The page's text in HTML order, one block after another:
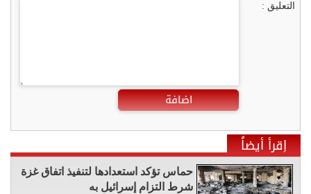
التعليق :
اضافة
إقرأ أيضاً
حماس تؤكد استعدادها لتنفيذ اتفاق غزة
شرط التزام إسرائيل به